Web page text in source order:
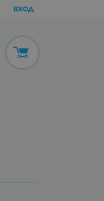
ВХОД